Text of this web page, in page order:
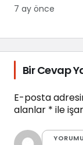
7 ay önce
Bir Cevap
E-posta
alanlar * ile